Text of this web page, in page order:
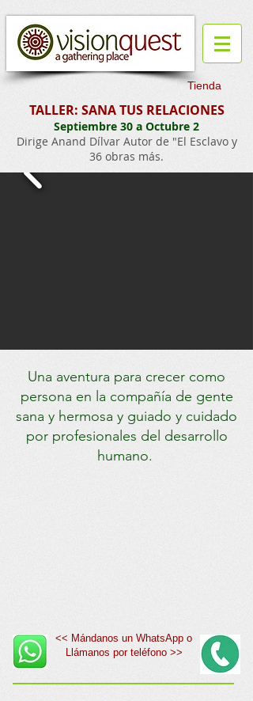
Tienda
TALLER: SANA TUS RELACIONES
Septiembre 30 a Octubre 2
Dirige Anand Dílvar Autor de "El Esclavo y
36 obras más.
Una aventura para crecer como
persona en la compañía de gente
sana y hermosa y guiado y cuidado
por profesionales del desarrollo
humano.
<< Mándanos un WhatsApp o
​Llámanos por teléfono >>